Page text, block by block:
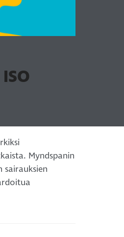
Myndspanin